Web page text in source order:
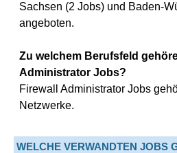
Sachsen (2 Jobs) und Baden-
angeboten.
Zu welchem Berufsfeld
Administrator Jobs?
Firewall Administrator Jobs
Netzwerke.
WELCHE VERWANDTEN JOBS